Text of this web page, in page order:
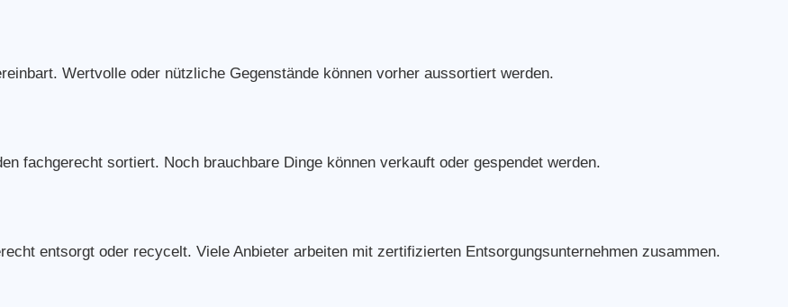
Wertvolle oder nützliche Gegenstände können vorher aussortiert werden.
fachgerecht sortiert. Noch brauchbare Dinge können verkauft oder gespendet werden.
entsorgt oder recycelt. Viele Anbieter arbeiten mit zertifizierten Entsorgungsunternehmen zusammen.